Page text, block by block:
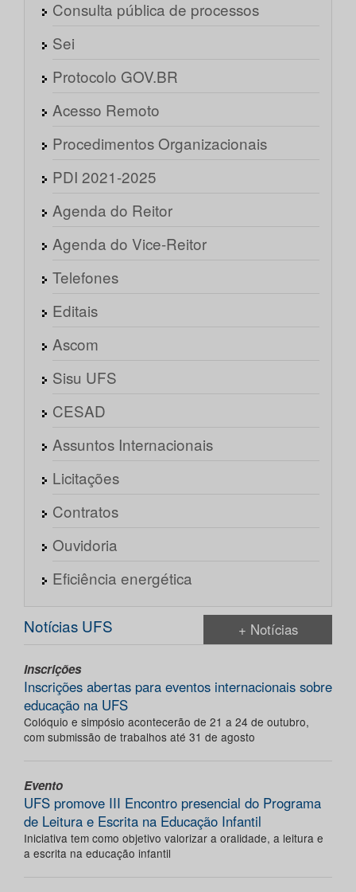
Consulta pública de processos
Sei
Protocolo GOV.BR
Acesso Remoto
Procedimentos Organizacionais
PDI 2021-2025
Agenda do Reitor
Agenda do Vice-Reitor
Telefones
Editais
Ascom
Sisu UFS
CESAD
Assuntos Internacionais
Licitações
Contratos
Ouvidoria
Eficiência energética
Notícias UFS + Notícias
Inscrições
Inscrições abertas para eventos internacionais sobre
educação na UFS
Colóquio e simpósio acontecerão de 21 a 24 de outubro,
com submissão de trabalhos até 31 de agosto
Evento
UFS promove III Encontro presencial do Programa
de Leitura e Escrita na Educação Infantil
Iniciativa tem como objetivo valorizar a oralidade, a leitura e
a escrita na educação infantil